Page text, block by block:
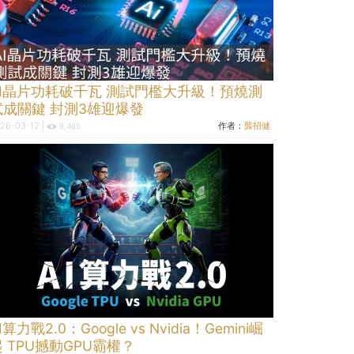
片功耗破千瓦 測試門檻大升級！預燒測
成關鍵 封測3雄迎爆發
03-12 | 9,465 作者：龔招健
力戰2.0：Google vs Nvidia！Gemini崛
TPU撼動GPU霸權？